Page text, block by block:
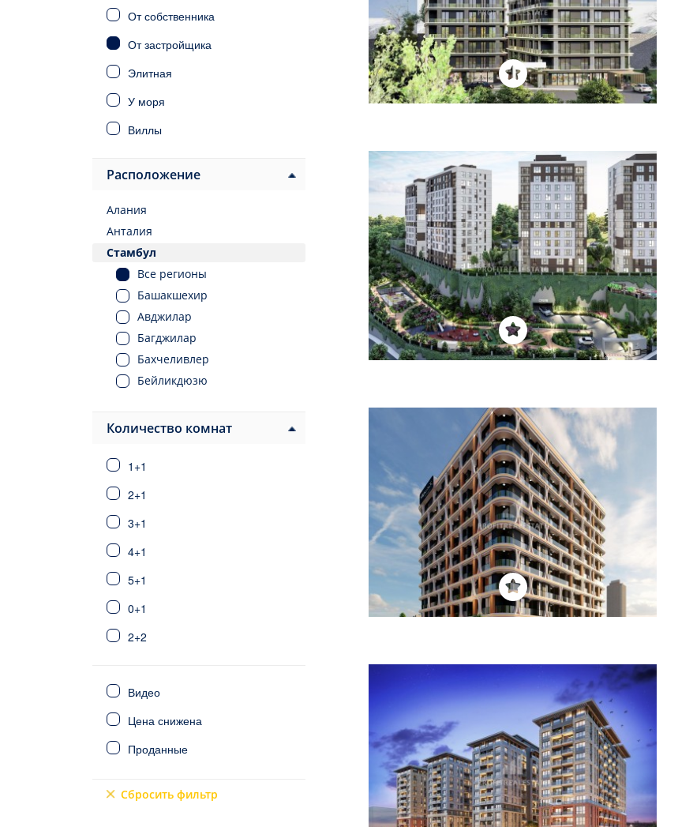
От собственника
От застройщика
Элитная
У моря
Виллы
Под ВНЖ
Расположение
Алания
Анталия
Стамбул
Все регионы
Башакшехир
Авджилар
Багджилар
Бахчеливлер
Бейликдюзю
Буюкчекмедже
Фатих
Сарыер
Шишли
Эйюп
Зейтинбурну
Фетхие
Сиде
Калкан/Каш
Количество комнат
1+1
2+1
3+1
4+1
5+1
0+1
2+2
6+1
4+2
5+2
Видео
Цена снижена
Проданные
Сбросить фильтр